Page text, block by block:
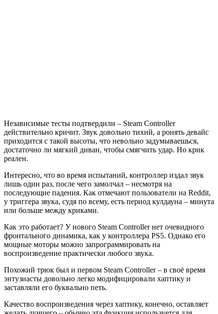
Независимые тесты подтвердили – Steam Controller
действительно кричит. Звук довольно тихий, а ронять девайс
приходится с такой высоты, что невольно задумываешься,
достаточно ли мягкий диван, чтобы смягчить удар. Но крик
реален.
Интересно, что во время испытаний, контроллер издал звук
лишь один раз, после чего замолчал – несмотря на
последующие падения. Как отмечают пользователи на Reddit,
у триггера звука, судя по всему, есть период кулдауна – минута
или больше между криками.
Как это работает? У нового Steam Controller нет очевидного
фронтального динамика, как у контроллера PS5. Однако его
мощные моторы можно запрограммировать на
воспроизведение практически любого звука.
Похожий трюк был и первом Steam Controller – в своё время
энтузиасты довольно легко модифицировали хаптику и
заставляли его буквально петь.
Качество воспроизведения через хаптику, конечно, оставляет